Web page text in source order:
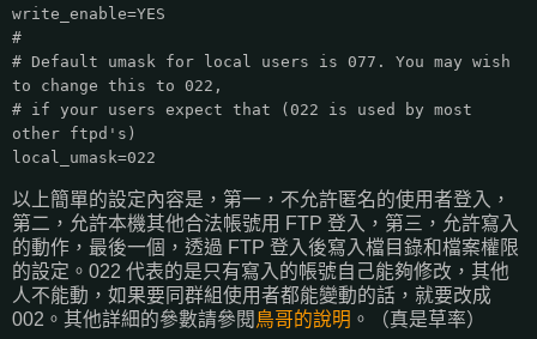
write_enable=YES
#
# Default umask for local users is 077. You may wish
to change this to 022,
# if your users expect that (022 is used by most
other ftpd's)
local_umask=022
以上簡單的設定內容是，第一，不允許匿名的使用者登入，
第二，允許本機其他合法帳號用 FTP 登入，第三，允許寫入
的動作，最後一個，透過 FTP 登入後寫入檔目錄和檔案權限
的設定。022 代表的是只有寫入的帳號自己能夠修改，其他
人不能動，如果要同群組使用者都能變動的話，就要改成
002。其他詳細的參數請參閱 鳥哥的說明 。（真是草率）